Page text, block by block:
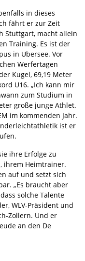
in dieses
fährt er zur Zeit
Stuttgart, macht allein
Training. Es ist der
in Übersee. Vor
Werfertagen
Kugel, 69,19 Meter
U16. „Ich kann mir
zum Studium in
große junge Athlet.
im kommenden Jahr.
ist er
ihre Erfolge zu
ihrem Heimtrainer.
auf und setzt sich
„Es braucht aber
solche Talente
WLV-Präsident und
Zollern. Und er
an den De